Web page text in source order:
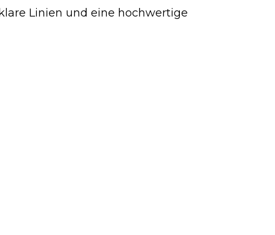
Linien und eine hochwertige